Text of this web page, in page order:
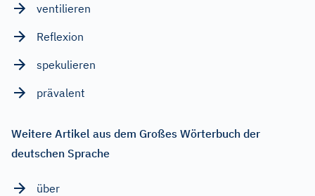
ventilieren
Reflexion
spekulieren
prävalent
Weitere Artikel aus dem Großes Wörterbuch der
deutschen Sprache
über